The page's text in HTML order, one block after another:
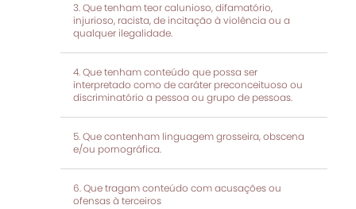
Que tenham teor calunioso, difamatório,
injurioso, racista, de incitação à violência ou a
qualquer ilegalidade.
Que tenham conteúdo que possa ser
interpretado como de caráter preconceituoso ou
discriminatório a pessoa ou grupo de pessoas.
Que contenham linguagem grosseira, obscena
e/ou pornográfica.
Que tragam conteúdo com acusações ou
ofensas à terceiros